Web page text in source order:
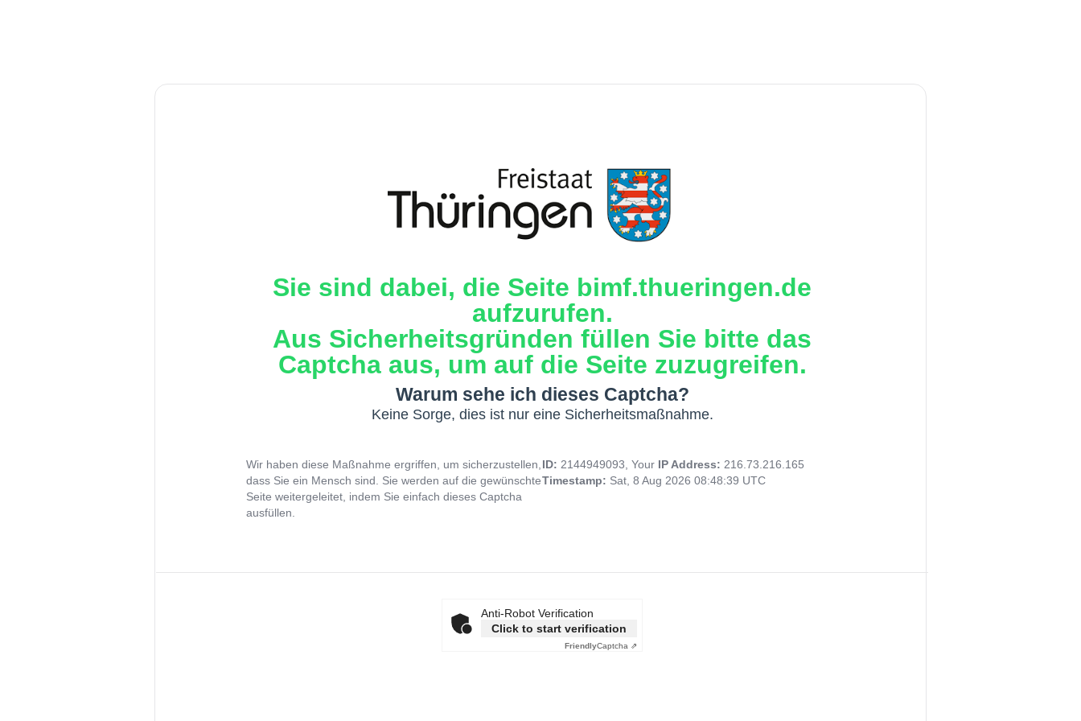
Sie sind dabei, die Seite bimf.thueringen.de
aufzurufen.
Aus Sicherheitsgründen füllen Sie bitte das
Captcha aus, um auf die Seite zuzugreifen.
Warum sehe ich dieses Captcha?
Keine Sorge, dies ist nur eine Sicherheitsmaßnahme.
Wir haben diese Maßnahme ergriffen, um sicherzustellen,
dass Sie ein Mensch sind. Sie werden auf die gewünschte
Seite weitergeleitet, indem Sie einfach dieses Captcha
ausfüllen.
ID: 2144949093, Your IP Address: 216.73.216.165
Timestamp: Sat, 8 Aug 2026 08:48:39 UTC
Anti-Robot Verification
Click to start verification
FriendlyCaptcha ⇗